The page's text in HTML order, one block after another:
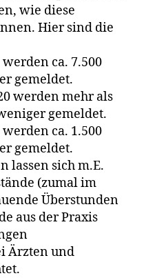
wie diese
Hier sind die
ca. 7.500
gemeldet.
werden mehr als
gemeldet.
ca. 1.500
gemeldet.
lassen sich m.E.
(zumal im
Überstunden
aus der Praxis
Ärzten und